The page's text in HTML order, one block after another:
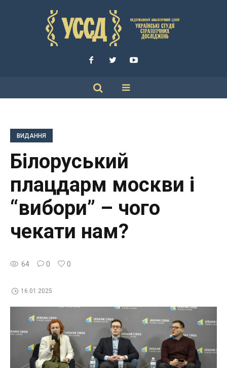
ВИДАННЯ
Білоруський
плацдарм москви і
“вибори” – чого
чекати нам?
64 0 0
16.01.2025